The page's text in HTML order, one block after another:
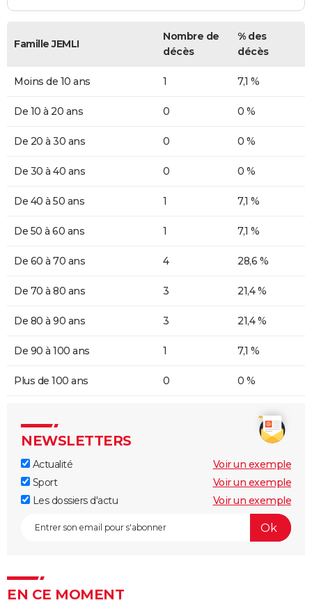
Famille JEMLI
Nombre de
décès
% des
décès
Moins de 10 ans 1 7,1 %
De 10 à 20 ans 0 0 %
De 20 à 30 ans 0 0 %
De 30 à 40 ans 0 0 %
De 40 à 50 ans 1 7,1 %
De 50 à 60 ans 1 7,1 %
De 60 à 70 ans 4 28,6 %
De 70 à 80 ans 3 21,4 %
De 80 à 90 ans 3 21,4 %
De 90 à 100 ans 1 7,1 %
Plus de 100 ans 0 0 %
NEWSLETTERS
Actualité
Voir un exemple
Sport
Voir un exemple
Les dossiers d'actu
Voir un exemple
EN CE MOMENT